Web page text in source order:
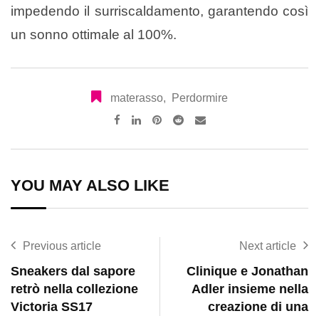
impedendo il surriscaldamento, garantendo così
un sonno ottimale al 100%.
materasso,
Perdormire
Pinterest
RedditShare
YOU MAY ALSO LIKE
Previous article
Sneakers dal sapore
retrò nella collezione
Victoria SS17
Next article
Clinique e Jonathan
Adler insieme nella
creazione di una